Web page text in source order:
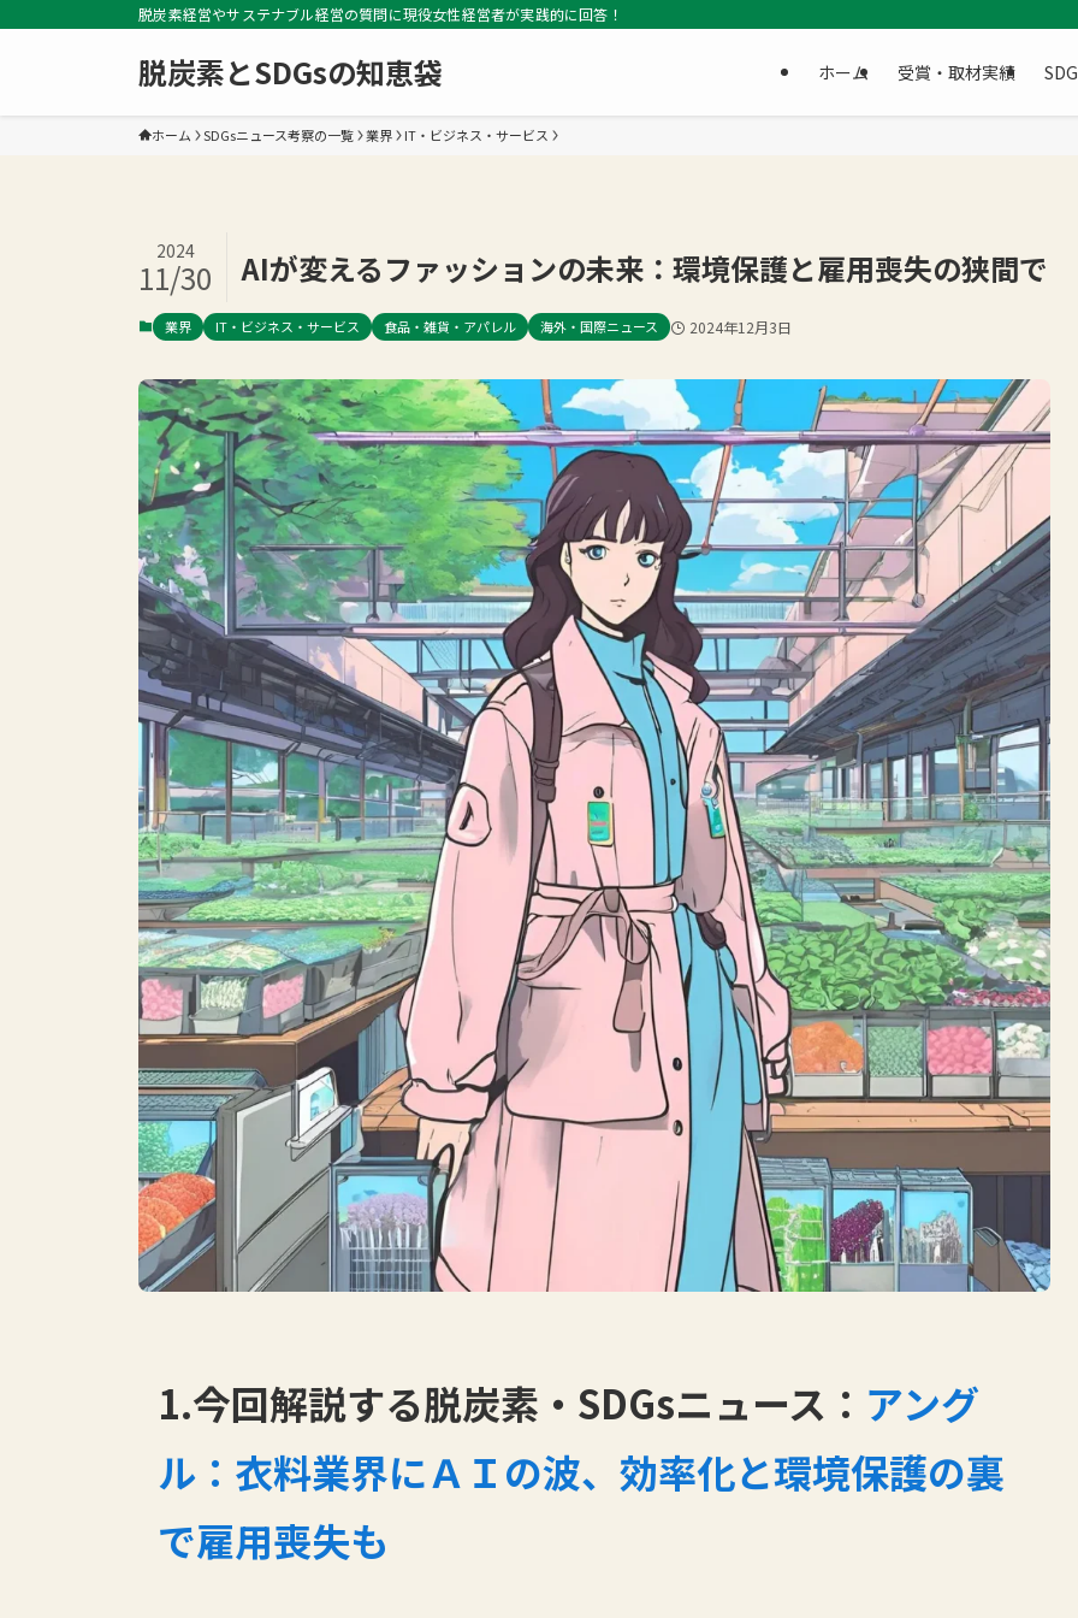
脱炭素経営やサステナブル経営の質問に現役女性経営者が実践的に回答！
脱炭素とSDGsの知恵袋 ホーム 受賞・取材実績
ホーム SDGsニュース考察の一覧 業界 IT・ビジネス・サービス
AIが変えるファッションの未来：環境保護と雇用喪失の狭間で
2024
11/30
業界 IT・ビジネス・サービス 食品・雑貨・アパレル 海外・国際ニュース 2024年12月3日
1.今回解説する脱炭素・SDGsニュース： アング
ル：衣料業界にＡＩの波、効率化と環境保護の裏
で雇用喪失も